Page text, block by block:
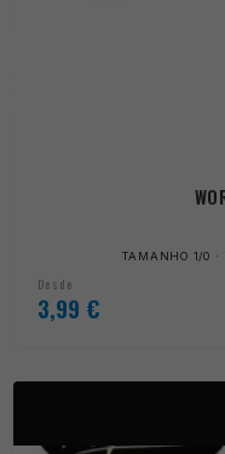
TAMANHO 1/0
Desde
3,99 €